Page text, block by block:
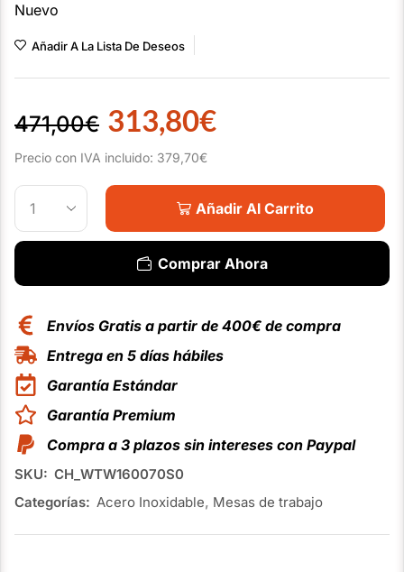
Nuevo
Añadir A La Lista De Deseos
471,00€ 313,80€
Precio con IVA incluido: 379,70€
Añadir Al Carrito
Comprar Ahora
Envíos Gratis a partir de 400€ de compra
Entrega en 5 días hábiles
Garantía Estándar
Garantía Premium
Compra a 3 plazos sin intereses con Paypal
SKU: CH_WTW160070S0
Categorías: Acero Inoxidable, Mesas de trabajo